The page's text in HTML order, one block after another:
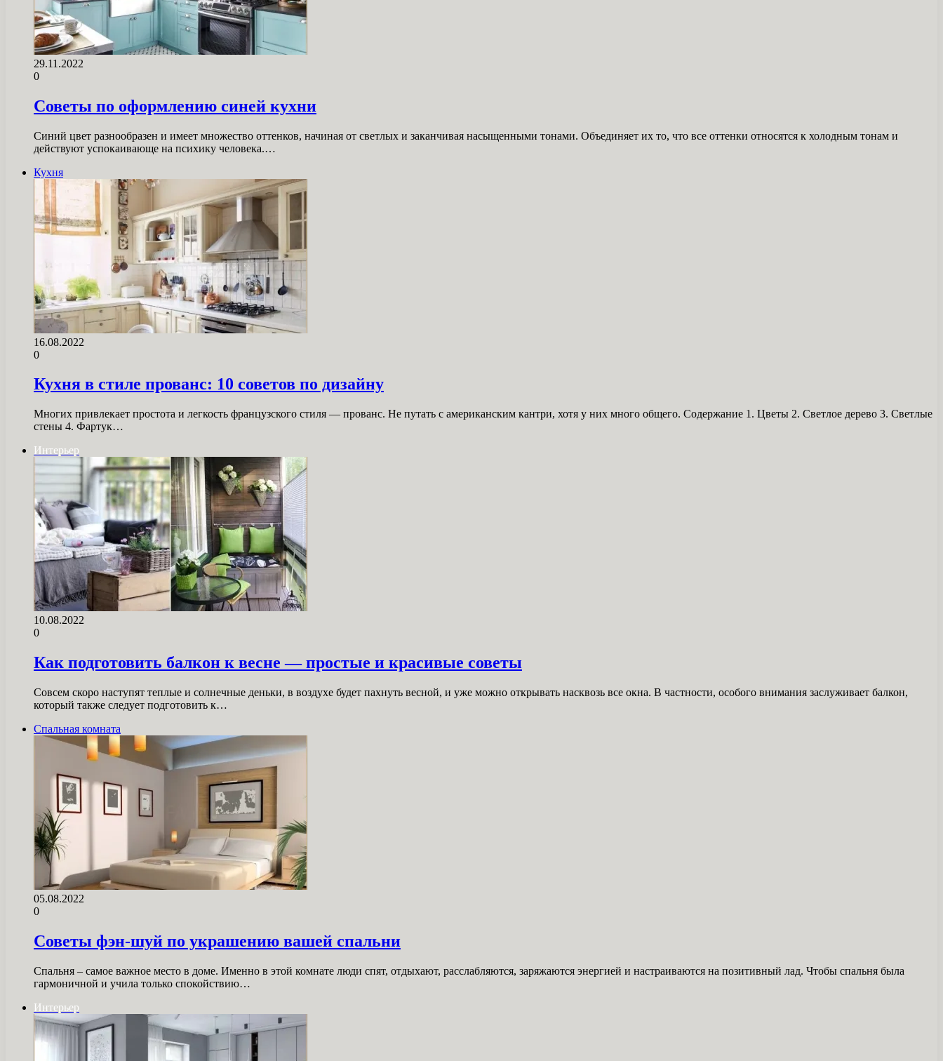
29.11.2022
0
Советы по оформлению синей кухни
Синий цвет разнообразен и имеет множество оттенков, начиная от светлых и заканчивая насыщенными тонами. Объединяет их то, что все оттенки относятся к холодным тонам и
действуют успокаивающе на психику человека.…
Кухня
16.08.2022
0
Кухня в стиле прованс: 10 советов по дизайну
Многих привлекает простота и легкость французского стиля — прованс. Не путать с американским кантри, хотя у них много общего. Содержание 1. Цветы 2. Светлое дерево 3. Светлые
стены 4. Фартук…
Интерьер
10.08.2022
0
Как подготовить балкон к весне — простые и красивые советы
Совсем скоро наступят теплые и солнечные деньки, в воздухе будет пахнуть весной, и уже можно открывать насквозь все окна. В частности, особого внимания заслуживает балкон,
который также следует подготовить к…
Спальная комната
05.08.2022
0
Советы фэн-шуй по украшению вашей спальни
Спальня – самое важное место в доме. Именно в этой комнате люди спят, отдыхают, расслабляются, заряжаются энергией и настраиваются на позитивный лад. Чтобы спальня была
гармоничной и учила только спокойствию…
Интерьер